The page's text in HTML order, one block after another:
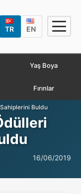
TR EN
Yaş Boya
Fırınlar
Buldu
16/06/2019